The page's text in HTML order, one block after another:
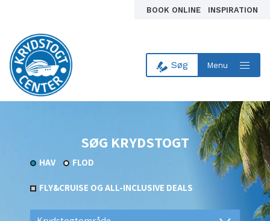
BOOK ONLINE INSPIRATION
Til forsiden
Søg Menu
SØG KRYDSTOGT
HAV FLOD
FLY&CRUISE OG ALL-INCLUSIVE DEALS